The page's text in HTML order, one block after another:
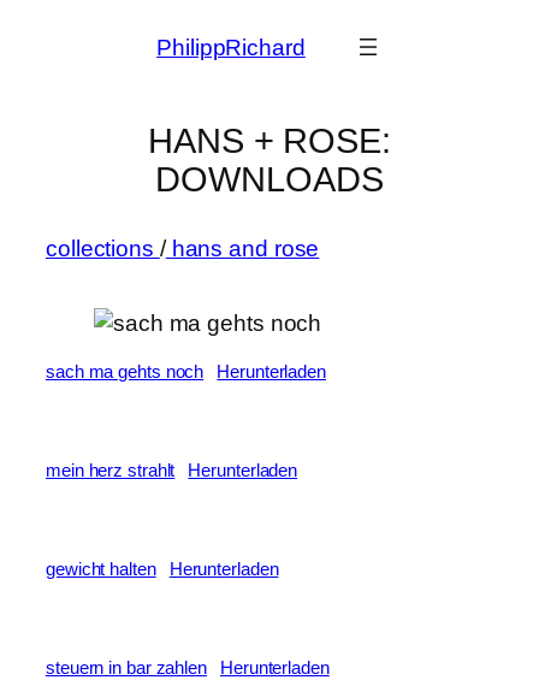
PhilippRichard
HANS + ROSE:
DOWNLOADS
collections /hans and rose
sach ma gehts noch Herunterladen
mein herz strahlt Herunterladen
gewicht halten Herunterladen
steuern in bar zahlen Herunterladen